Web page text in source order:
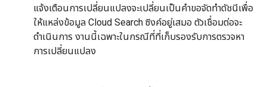
แจ้งเตือนการเปลี่ยนแปลงจะเปลี่ยนเป็นคำขอจัดทำดัชนีเพื่อ
ให้แหล่งข้อมูล Cloud Search ซิงค์อยู่เสมอ ตัวเชื่อมต่อจะ
ดำเนินการ งานนี้เฉพาะในกรณีที่ที่เก็บรองรับการตรวจหา
การเปลี่ยนแปลง